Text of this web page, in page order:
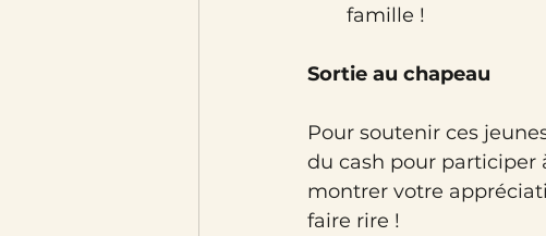
famille !
Sortie au chapeau
Pour soutenir ces
du cash pour participer
montrer votre
faire rire !